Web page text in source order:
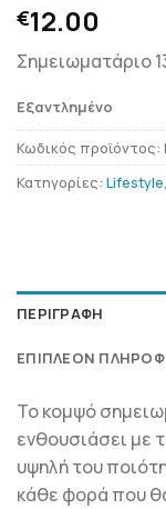
€12.00
Σημειωματάριο
Εξαντλημένο
Κωδικός προϊόντος:
Κατηγορίες: Lifestyle,
ΠΕΡΙΓΡΑΦΉ
ΕΠΙΠΛΈΟΝ
Το κομψό
ενθουσιάσει με
υψηλή του
κάθε φορά που